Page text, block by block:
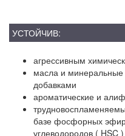
УСТОЙЧИВ:
агрессивным
масла и
добавками
ароматические и
базе фосфорных
углеводородов ( HSC )